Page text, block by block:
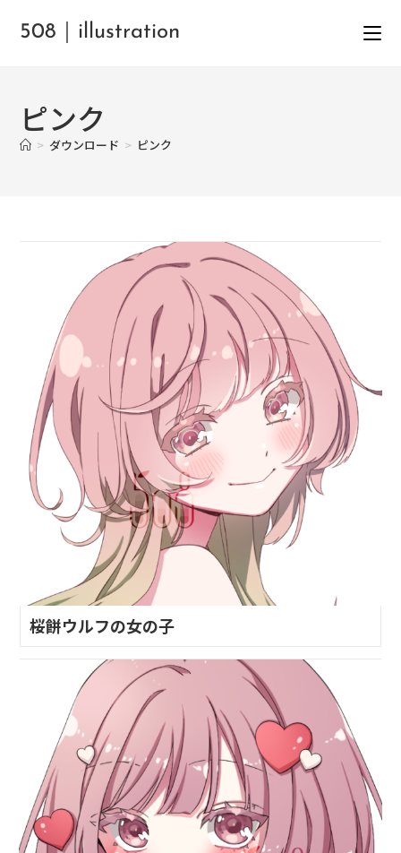
508｜illustration
ピンク
> ダウンロード > ピンク
桜餅ウルフの女の子